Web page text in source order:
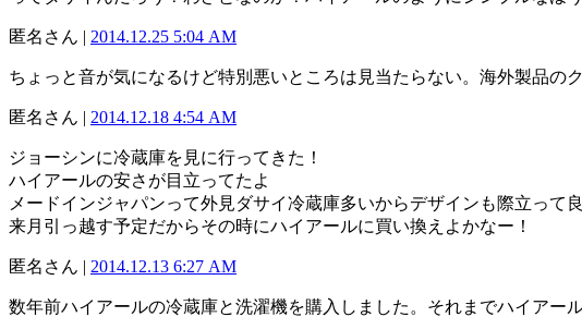
匿名さん | 2014.12.25 5:04 AM
ちょっと音が気になるけど特別悪いところは見当たらない。海外製品の
匿名さん | 2014.12.18 4:54 AM
ジョーシンに冷蔵庫を見に行ってきた！
ハイアールの安さが目立ってたよ
メードインジャパンって外見ダサイ冷蔵庫多いからデザインも際立って
来月引っ越す予定だからその時にハイアールに買い換えよかなー！
匿名さん | 2014.12.13 6:27 AM
数年前ハイアールの冷蔵庫と洗濯機を購入しました。それまでハイアー